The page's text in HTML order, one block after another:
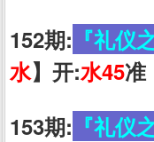
152期: 『礼仪
水】开:水45准
153期: 『礼仪